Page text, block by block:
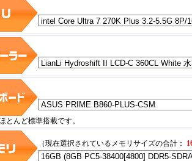
とんど標準搭載です。
（現在選択されているメモリサイズの合計：